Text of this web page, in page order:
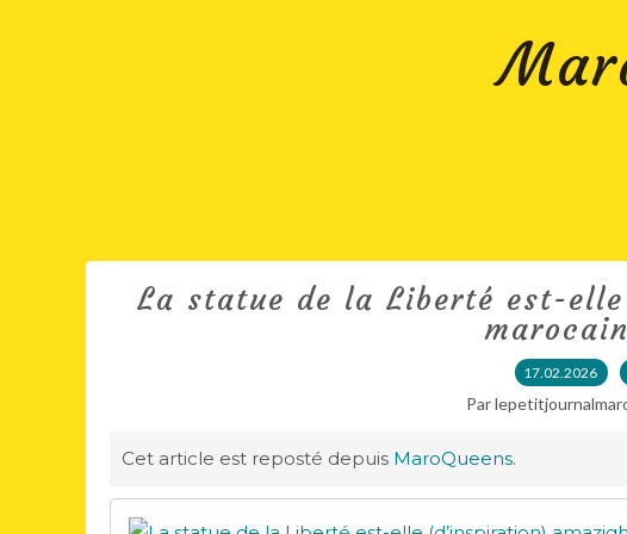
La statue de la Liberté est-
17.02.2026
Par
Cet article est reposté depuis MaroQueens.